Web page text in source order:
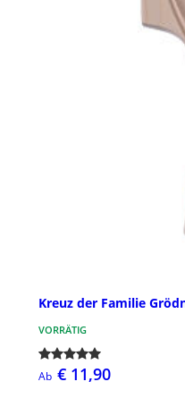
Kreuz der Familie
VORRÄTIG
Ab € 11,90